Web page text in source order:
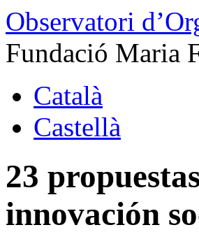
Observatori
Fundació Maria
Català
Castellà
23
innovación